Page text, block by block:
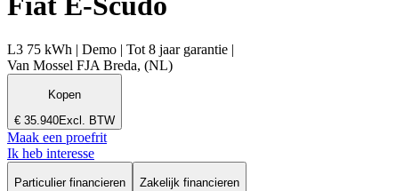
L3 75 kWh | Demo | Tot 8 jaar garantie |
Van Mossel FJA Breda, (NL)
Kopen
€ 35.940Excl. BTW
Maak een proefrit
Ik heb interesse
Particulier financieren
Zakelijk financieren